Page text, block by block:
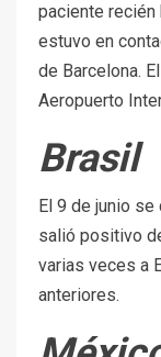
paciente recién
estuvo en
de Barcelona.
Aeropuerto
Brasil
El 9 de junio
salió positivo
varias veces a
anteriores.